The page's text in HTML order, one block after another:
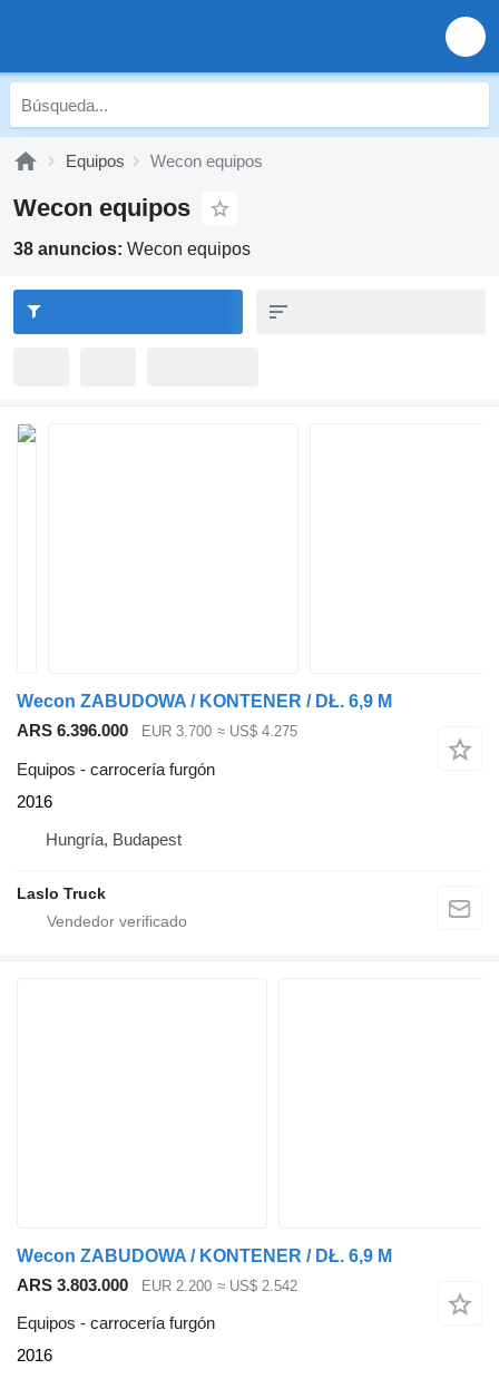
Equipos Wecon equipos
Wecon equipos
38 anuncios: Wecon equipos
Wecon ZABUDOWA / KONTENER / DŁ. 6,9 M
ARS 6.396.000
EUR 3.700 ≈ US$ 4.275
Equipos - carrocería furgón
2016
Hungría, Budapest
Laslo Truck
Wecon ZABUDOWA / KONTENER / DŁ. 6,9 M
ARS 3.803.000
EUR 2.200 ≈ US$ 2.542
Equipos - carrocería furgón
2016